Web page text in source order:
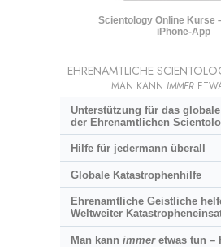
Scientology Online Kurse
iPhone-App
EHRENAMTLICHE
MAN KANN IMMER
Unterstützung für das
der Ehrenamtlichen
Hilfe für jedermann überall
Globale Katastrophenhilfe
Ehrenamtliche Geistliche
Weltweiter
Man kann immeretwas tun –